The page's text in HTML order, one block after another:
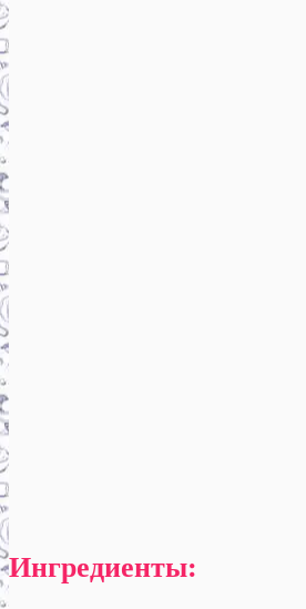
Ингредиенты: